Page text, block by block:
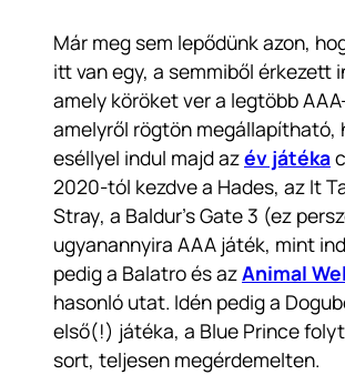
Már meg sem lepődünk azon,
itt van egy, a semmiből érkezett
amely köröket ver a legtöbb
amelyről rögtön megállapítható,
eséllyel indul majd azév játéka
2020-tól kezdve a Hades, az It
Stray, a Baldur’s Gate 3 (ez
ugyanannyira AAA játék, mint
pedig a Balatroés azAnimal
hasonló utat. Idén pedig a
első(!) játéka, a Blue Prince
sort, teljesen megérdemelten.